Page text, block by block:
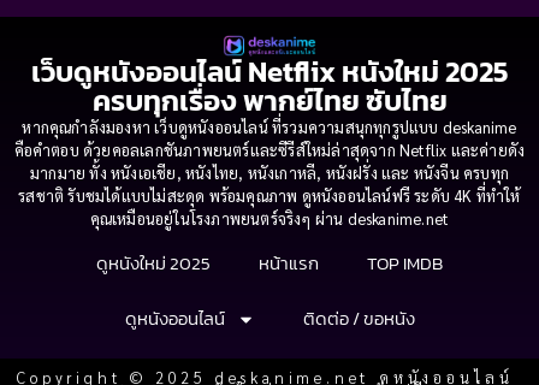
เว็บดูหนังออนไลน์ Netflix หนังใหม่ 2025
ครบทุกเรื่อง พากย์ไทย ซับไทย
หากคุณกำลังมองหา เว็บดูหนังออนไลน์ ที่รวมความสนุกทุกรูปแบบ deskanime
คือคำตอบ ด้วยคอลเลกชันภาพยนตร์และซีรีส์ใหม่ล่าสุดจาก Netflix และค่ายดัง
มากมาย ทั้ง หนังเอเชีย, หนังไทย, หนังเกาหลี, หนังฝรั่ง และ หนังจีน ครบทุก
รสชาติ รับชมได้แบบไม่สะดุด พร้อมคุณภาพ ดูหนังออนไลน์ฟรี ระดับ 4K ที่ทำให้
คุณเหมือนอยู่ในโรงภาพยนตร์จริงๆ ผ่าน deskanime.net
ดูหนังใหม่ 2025 หน้าแรก
TOP IMDB
ดูหนังออนไลน์
ติดต่อ / ขอหนัง
Copyright © 2025 deskanime.net ดูหนังออนไลน์